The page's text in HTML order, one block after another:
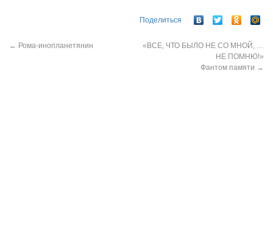
Поделиться
← Рома-инопланетянин
«ВСЕ, ЧТО БЫЛО НЕ СО МНОЙ, …
НЕ ПОМНЮ!»
Фантом памяти →